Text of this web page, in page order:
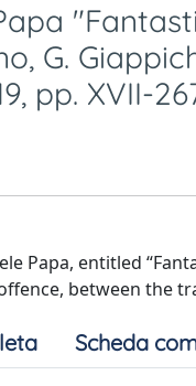
G.
pp. XVII-
Papa, entitled
between the
Scheda